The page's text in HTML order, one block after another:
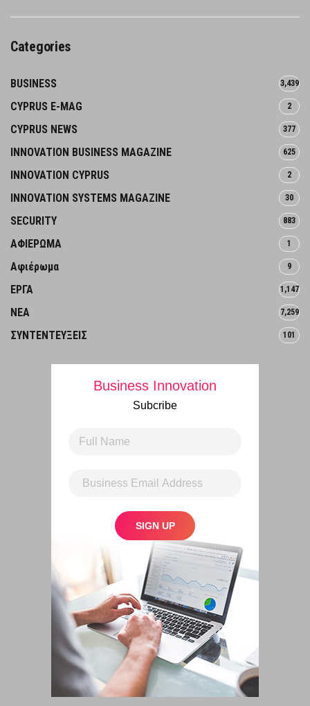
Categories
BUSINESS 3,439
CYPRUS E-MAG 2
CYPRUS NEWS 377
INNOVATION BUSINESS MAGAZINE 625
INNOVATION CYPRUS 2
INNOVATION SYSTEMS MAGAZINE 30
SECURITY 883
ΑΦΙΕΡΩΜΑ 1
Αφιέρωμα 9
ΕΡΓΑ 1,147
ΝΕΑ 7,259
ΣΥΝΤΕΝΤΕΥΞΕΙΣ 101
Business Innovation
Subcribe